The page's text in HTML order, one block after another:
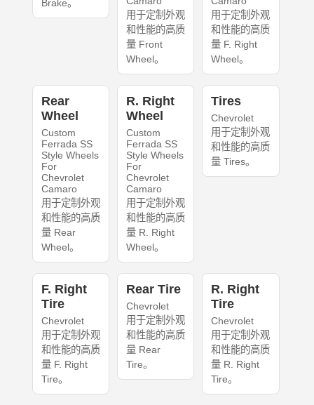
Brake。
用于定制外观
和性能的高质
量 Front
Wheel。
用于定制外观
和性能的高质
量 F. Right
Wheel。
Rear
Wheel
Custom
Ferrada SS
Style Wheels
For
Chevrolet
Camaro
用于定制外观
和性能的高质
量 Rear
Wheel。
R. Right
Wheel
Custom
Ferrada SS
Style Wheels
For
Chevrolet
Camaro
用于定制外观
和性能的高质
量 R. Right
Wheel。
Tires
Chevrolet
用于定制外观
和性能的高质
量 Tires。
F. Right
Tire
Chevrolet
用于定制外观
和性能的高质
量 F. Right
Tire。
Rear Tire
Chevrolet
用于定制外观
和性能的高质
量 Rear
Tire。
R. Right
Tire
Chevrolet
用于定制外观
和性能的高质
量 R. Right
Tire。